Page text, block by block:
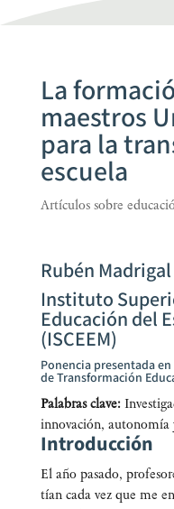
La
maestros
para la
escuela
Artículos sobre
Rubén
Instituto
Educación del
(ISCEEM)
Ponencia presentada
de Transformación
Pala­bras cla­ve:
inno­va­ción, auto­no­mía
Introducción
El año pasa­do,
tían cada vez que me